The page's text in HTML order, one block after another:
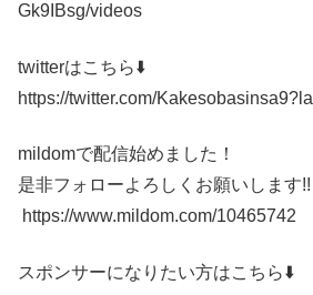
Gk9IBsg/videos
twitterはこちら⬇️
https://twitter.com/Kakesobasinsa9?la
mildomで配信始めました！
是非フォローよろしくお願いします!!
​ https://www.mildom.com/10465742
スポンサーになりたい方はこちら⬇️